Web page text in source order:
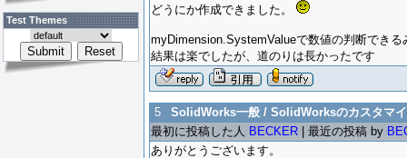
Test Themes
どうにか作成できました。
myDimension.SystemValueで数値の判断できる
結果は楽でしたが、道のりは長かったです
5
SolidWorks一般 / SolidWorksのカスタマ
最初に投稿した人 BECKER | 最近の投稿 by
ありがとうございます。